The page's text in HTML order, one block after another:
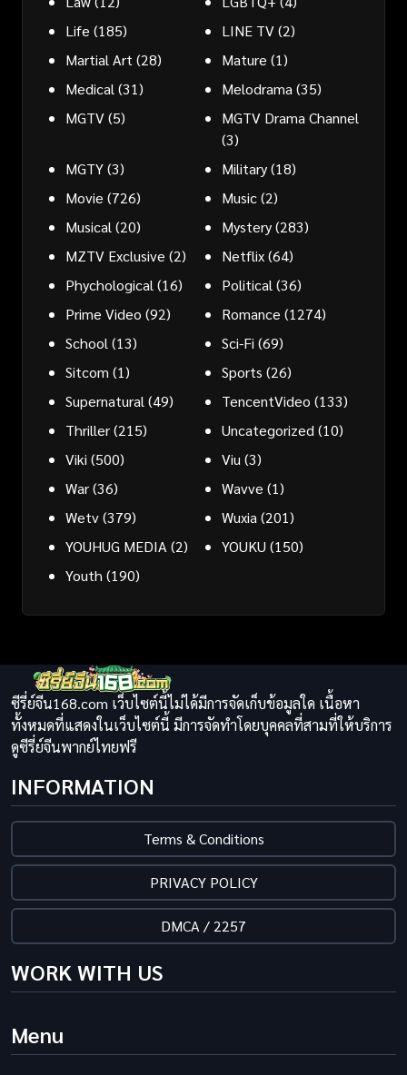
Life (185) LINE TV(2)
Martial Art (28) Mature (1)
Medical (31) Melodrama (35)
MGTV(5)
MGTV Drama Channel
(3)
MGTY(3) Military(18)
Movie (726) Music(2)
Musical (20) Mystery(283)
MZTV Exclusive (2) Netflix(64)
Phychological (16) Political (36)
Prime Video (92) Romance (1274)
School (13) Sci-Fi (69)
Sitcom (1) Sports (26)
Supernatural (49) TencentVideo (133)
Thriller(215) Uncategorized (10)
Viki (500) Viu (3)
War(36) Wavve (1)
Wetv(379) Wuxia (201)
YOUHUG MEDIA (2) YOUKU (150)
Youth (190)
ซีรี่ย์จีน168.com เว็บไซต์นี้ไม่ได้มีการจัดเก็บข้อมูลใด เนื้อหา
ทั้งหมดที่แสดงในเว็บไซต์นี้ มีการจัดทำโดยบุคคลที่สามที่ให้บริการ
ดูซีรี่ย์จีนพากย์ไทยฟรี
INFORMATION
Terms & Conditions
PRIVACY POLICY
DMCA / 2257
WORK WITH US
Menu